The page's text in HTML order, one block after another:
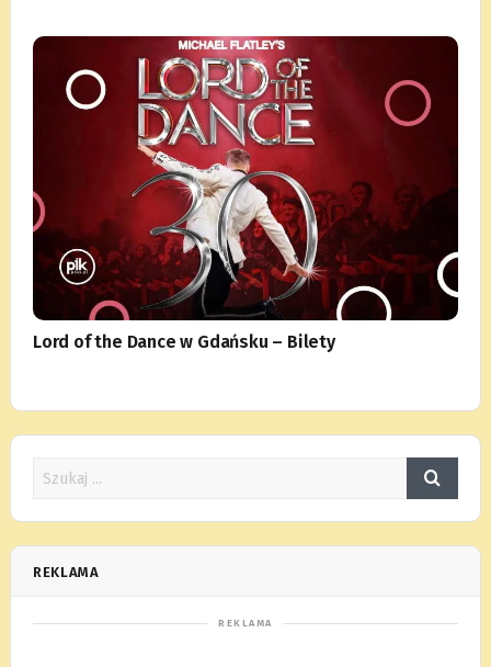
Lord of the Dance w Gdańsku – Bilety
REKLAMA